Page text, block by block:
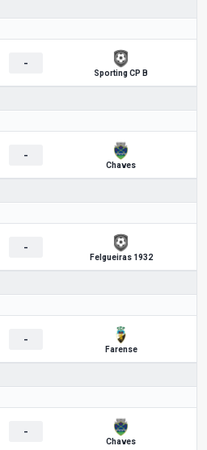
-
Sporting CP B
-
Chaves
-
Felgueiras 1932
-
Farense
-
Chaves